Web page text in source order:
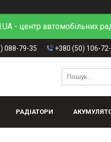
- центр автомобільних
088-79-35 +380 (50) 106-
РАДІАТОРИ